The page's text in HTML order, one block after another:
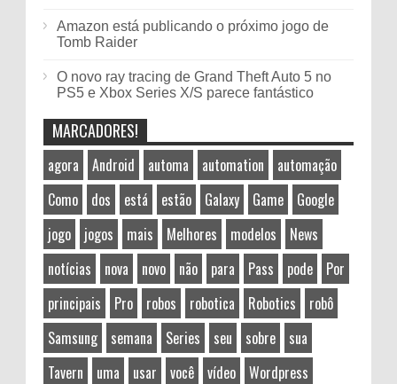
Amazon está publicando o próximo jogo de
Tomb Raider
O novo ray tracing de Grand Theft Auto 5 no
PS5 e Xbox Series X/S parece fantástico
MARCADORES!
agora Android automa automation
automação
Como
dos está estão Galaxy Game
Google
jogo
jogos mais Melhores modelos
News
notícias
nova novo não para Pass pode
Por
principais
Pro robos robotica Robotics
robô
Samsung
semana Series seu sobre
sua
Tavern
uma usar você vídeo
Wordpress